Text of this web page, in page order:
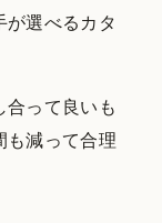
が選べるカタ
合って良いも
も減って合理